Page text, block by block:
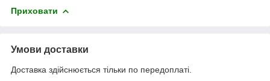
Приховати
Умови доставки
Доставка здійснюється тільки по передоплаті.